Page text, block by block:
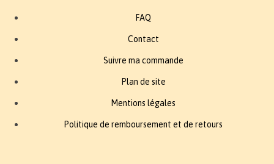
FAQ
Contact
Suivre ma commande
Plan de site
Mentions légales
Politique de remboursement et de retours